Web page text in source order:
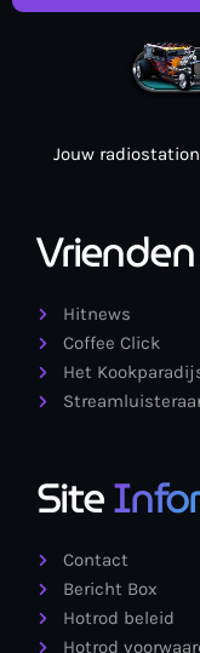
Jouw
Hitnews
Coffee Click
Het
Site
Contact
Bericht Box
Hotrod beleid
Hotrod